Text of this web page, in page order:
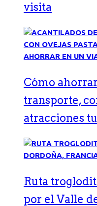
visita
Cómo
transporte,
atracciones
Ruta
por el Valle